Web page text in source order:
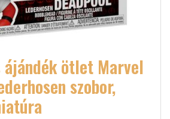
ájándék ötlet Marvel
szobor,